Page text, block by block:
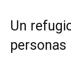
Un
personas